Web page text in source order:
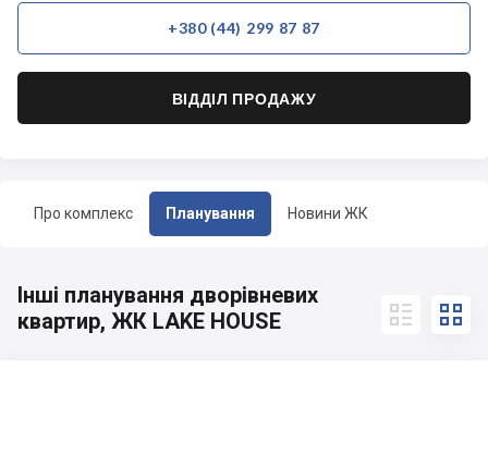
Про комплекс Планування Новини ЖК
+380 (44) 299 87 87
ВІДДІЛ ПРОДАЖУ
Інші планування дворівневих
квартир, ЖК LAKE HOUSE
 